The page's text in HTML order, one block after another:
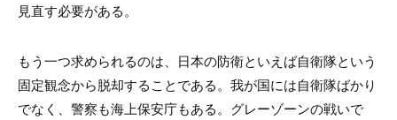
見直す必要がある。
もう一つ求められるのは、日本の防衛といえば自衛隊という
固定観念から脱却することである。我が国には自衛隊ばかり
でなく、警察も海上保安庁もある。グレーゾーンの戦いで